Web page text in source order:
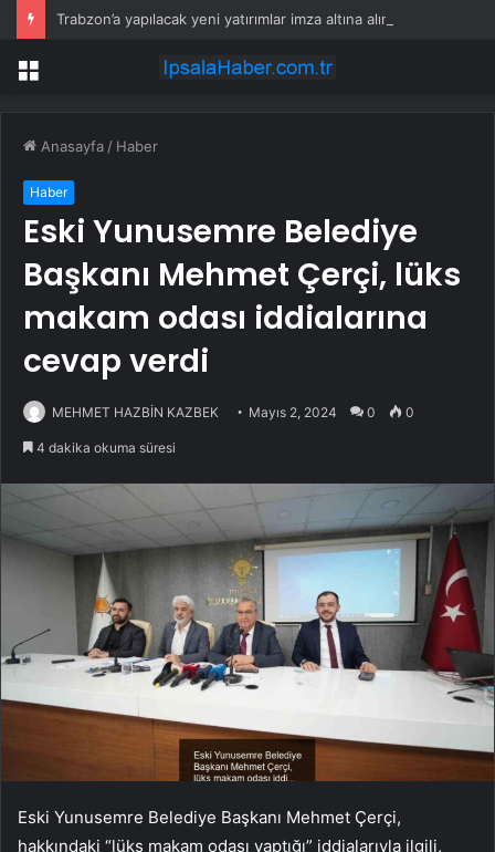
Trabzon’a yapılacak yeni yatırımlar imza altına alındı
Menü
Anasayfa / Haber
Haber
Eski Yunusemre Belediye
Başkanı Mehmet Çerçi, lüks
makam odası iddialarına
cevap verdi
MEHMET HAZBİN KAZBEK Mayıs 2, 2024 0 0
4 dakika okuma süresi
Eski Yunusemre Belediye Başkanı Mehmet Çerçi,
hakkındaki “lüks makam odası yaptığı” iddialarıyla ilgili,